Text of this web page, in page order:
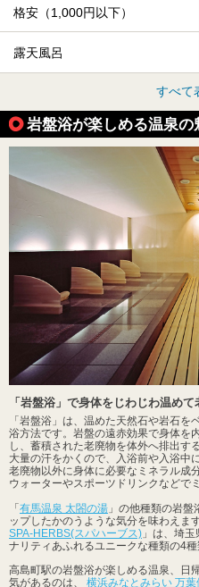
格安（1,000円以下）
露天風呂
すべて
岩盤浴が楽しめる温泉の
「岩盤浴」で身体をじわじわ温めて
「岩盤浴」は、温めた天然石や岩石
浴方法です。岩盤の遠赤効果で身体を
し、蓄積された老廃物を体外へ排出す
大量の汗をかくので、入浴前や入浴中
老廃物以外に身体に必要なミネラル成
ウォーターやスポーツドリンクなどで
「 有馬温泉 太閤の湯 」の他種類の岩盤
ップしたかのうような気分を味わえま
SPA-HERBS(スパハーブス) 」は、埼
ナリティあふれるユニークな種類の4種
高島町駅の岩盤浴が楽しめる温泉、日
気があるのは、 横浜みなとみらい 万葉